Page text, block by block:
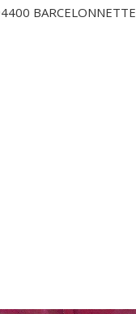
BARCELONNETTE